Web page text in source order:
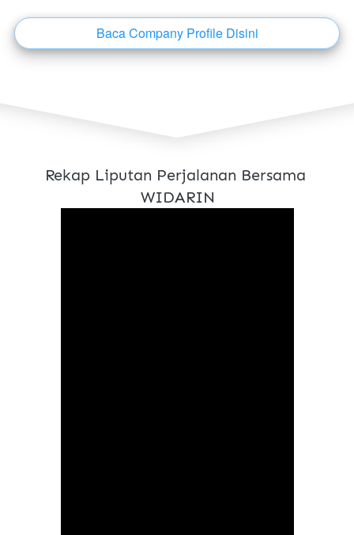
`Baca Company Profile Disini
Rekap Liputan Perjalanan Bersama
WIDARIN